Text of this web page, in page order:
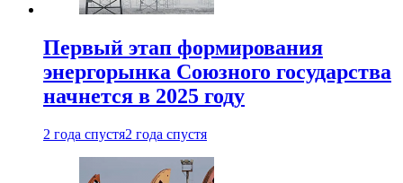
Первый этап формирования
энергорынка Союзного государства
начнется в 2025 году
2 года спустя2 года спустя